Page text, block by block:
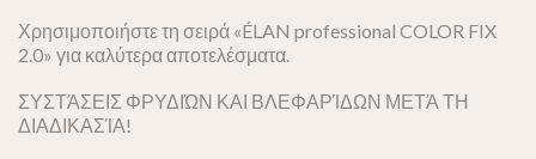
Χρησιμοποιήστε τη σειρά «ÉLAN professional COLOR FIX
2.0» για καλύτερα αποτελέσματα.
ΣΥΣΤΆΣΕΙΣ ΦΡΥΔΙΏΝ ΚΑΙ ΒΛΕΦΑΡΊΔΩΝ ΜΕΤΆ ΤΗ
ΔΙΑΔΙΚΑΣΊΑ!